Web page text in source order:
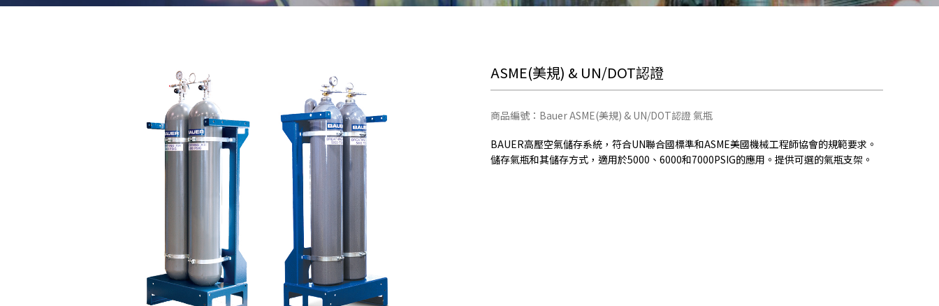
ASME(美規) & UN/DOT認證
商品編號：Bauer ASME(美規) & UN/DOT認證 氣瓶
BAUER高壓空氣儲存系統，符合UN聯合國標準和ASME美國機械工程師協會的規範要求。
儲存氣瓶和其儲存方式，適用於5000、6000和7000PSIG的應用。提供可選的氣瓶支架。